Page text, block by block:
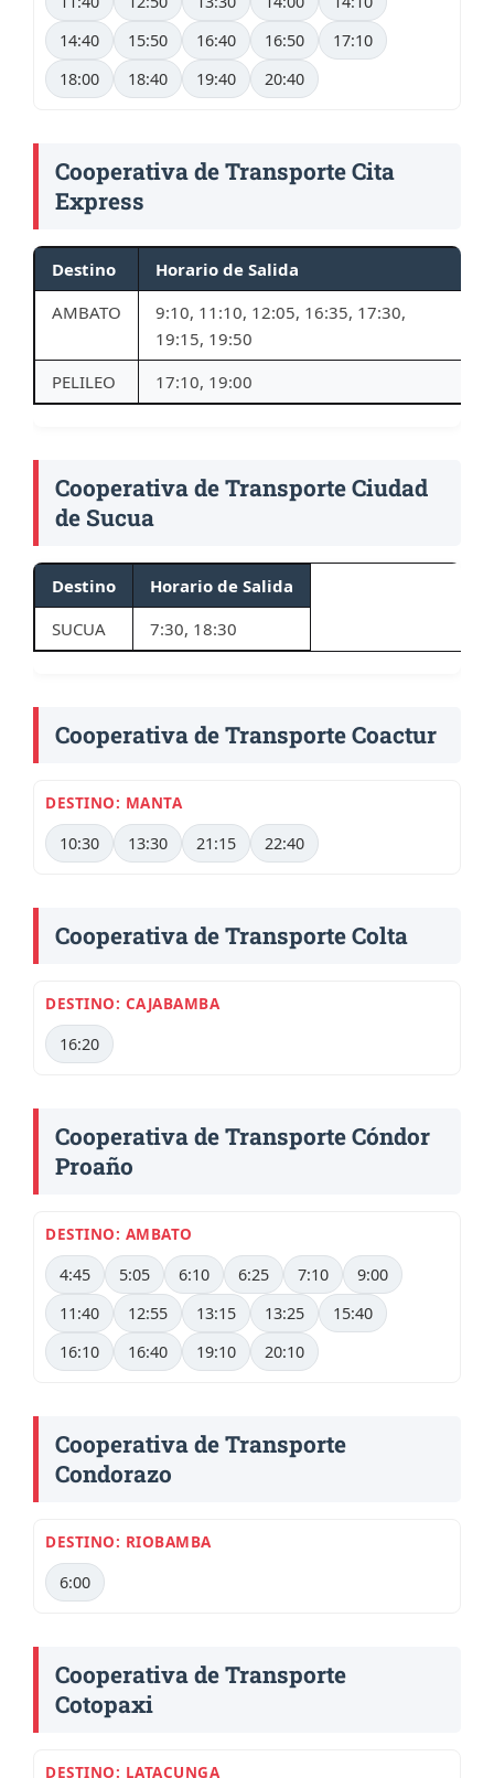
14:40
15:50 16:40 16:50
17:10
18:00
18:40 19:40 20:40
Cooperativa de Transporte Cita
Express
Destino
Horario de Salida
AMBATO
9:10, 11:10, 12:05, 16:35, 17:30,
19:15, 19:50
PELILEO
17:10, 19:00
Cooperativa de Transporte Ciudad
de Sucua
Destino
Horario de Salida
SUCUA
7:30, 18:30
Cooperativa de Transporte Coactur
DESTINO: MANTA
10:30 13:30 21:15 22:40
Cooperativa de Transporte Colta
DESTINO: CAJABAMBA
16:20
Cooperativa de Transporte Cóndor
Proaño
DESTINO: AMBATO
4:45 5:05 6:10 6:25 7:10
9:00
11:40
12:55 13:15 13:25
15:40
16:10
16:40 19:10 20:10
Cooperativa de Transporte
Condorazo
DESTINO: RIOBAMBA
6:00
Cooperativa de Transporte
Cotopaxi
DESTINO: LATACUNGA